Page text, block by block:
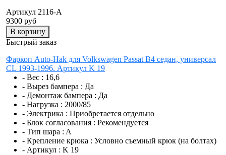
Артикул 2116-A
9300 руб
В корзину
Быстрый заказ
Фаркоп Auto-Hak для Volkswagen Passat B4 седан, универсал
CL 1993-1996. Артикул K 19
- Вес : 16,6
- Вырез бампера : Да
- Демонтаж бампера : Да
- Нагрузка : 2000/85
- Электрика : Приобретается отдельно
- Блок согласования : Рекомендуется
- Тип шара : A
- Крепление крюка : Условно съемный крюк (на болтах)
- Артикул : K 19